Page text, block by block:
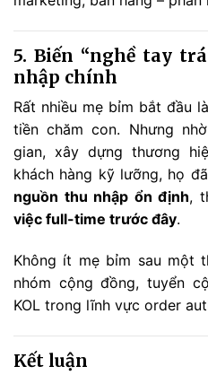
5. Biến “nghề tay
nhập chính
Rất nhiều mẹ bỉm bắt đầu
tiền chăm con. Nhưng
gian, xây dựng thương
khách hàng kỹ lưỡng, họ
nguồn thu nhập ổn định,
việc full-time trước đây.
Không ít mẹ bỉm sau một
nhóm cộng đồng, tuyển
KOL trong lĩnh vực order
Kết luận